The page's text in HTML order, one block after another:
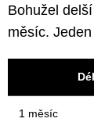
Bohužel
měsíc.
1 měsíc